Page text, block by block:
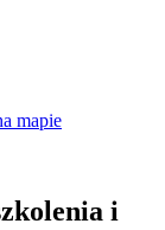
mapie
i